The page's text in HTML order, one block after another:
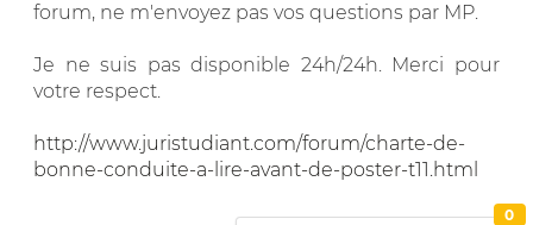
forum, ne m'envoyez pas vos questions par MP.
Je ne suis pas disponible 24h/24h. Merci pour
votre respect.
http://www.juristudiant.com/forum/charte-de-
bonne-conduite-a-lire-avant-de-poster-t11.html
0